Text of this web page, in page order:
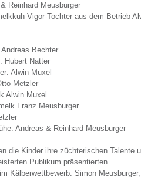
Reinhard Meusburger
Vigor-Tochter aus dem Betrieb
Bechter
Hubert Natter
Alwin Muxel
Metzler
Alwin Muxel
Franz Meusburger
Andreas & Reinhard Meusburger
die Kinder ihre züchterischen Talente
Publikum präsentierten.
Kälberwettbewerb: Simon